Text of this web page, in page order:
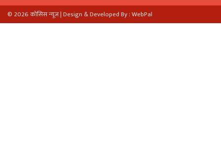
© 2026 काेसिस न्यूज |Design & Developed By : WebPal